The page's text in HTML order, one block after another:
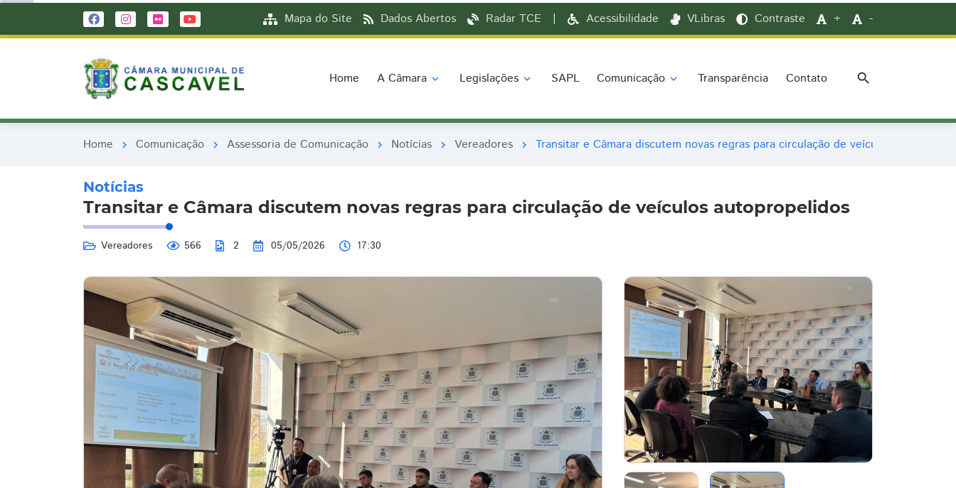
Mapa do Site Dados Abertos Radar TCE | Acessibilidade VLibras Contraste + -
Home A Câmara expand_more Legislações expand_more SAPL Comunicação expand_more Transparência Contato search
Home chevron_right Comunicação chevron_right Assessoria de Comunicação chevron_right Notícias chevron_right Vereadores chevron_right Transitar e Câmara discutem novas regras para circulação de veículos
Notícias
Transitar e Câmara discutem novas regras para circulação de veículos autopropelidos
Vereadores 566 2 05/05/2026 17:30